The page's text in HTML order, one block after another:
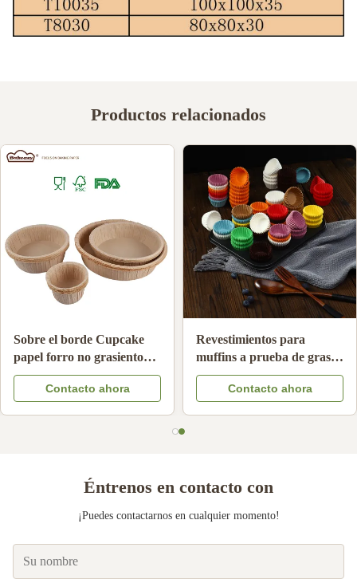
Productos relacionados
goteo de la
de la
alimenticia filtra
del tamiz
aceite
ahora
Tazas de papel de hornear
resistentes a altas
temperaturas
Contacto ahora
papel
tazas de
Éntrenos en contacto con
¡Puedes contactarnos en cualquier momento!